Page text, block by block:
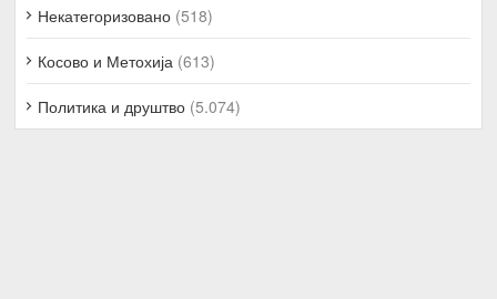
Некатегоризовано (518)
Косово и Метохија (613)
Политика и друштво (5.074)